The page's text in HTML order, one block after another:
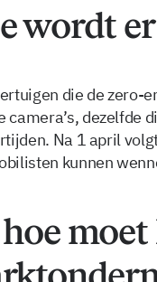
wordt
die de zero-
camera’s, dezelfde
Na 1 april
kunnen